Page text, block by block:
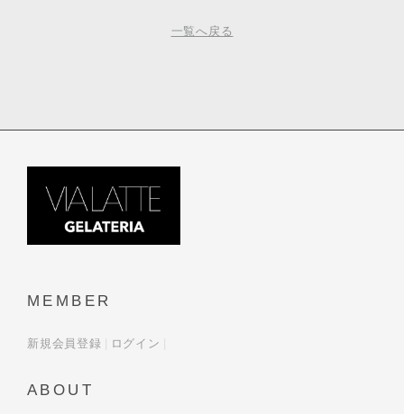
一覧へ戻る
MEMBER
新規会員登録 ログイン
ABOUT